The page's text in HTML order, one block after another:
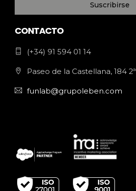
Suscribirse
CONTACTO
(+34) 91 594 01 14
Paseo de la Castellana, 184 2ª
funlab@grupoleben.com